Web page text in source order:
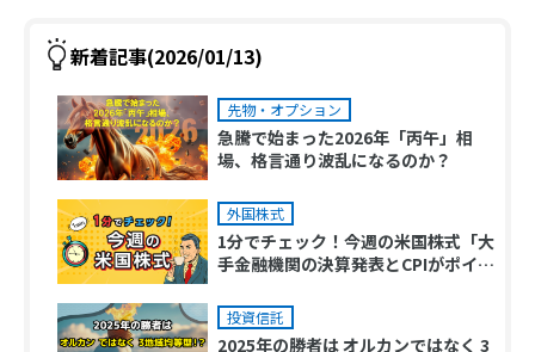
新着記事(2026/01/13)
先物・オプション
急騰で始まった2026年「丙午」相
場、格言通り波乱になるのか？
外国株式
1分でチェック！今週の米国株式「大
手金融機関の決算発表とCPIがポイン
投資信託
2025年の勝者は オルカンではなく 3